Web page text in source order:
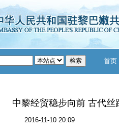
首页
中黎经贸稳步向前 古代丝
2016-11-10 20:09